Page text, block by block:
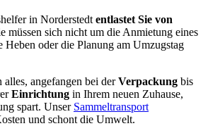
in Norderstedt entlastet Sie von
müssen sich nicht um die Anmietung eines
Heben oder die Planung am Umzugstag
alles, angefangen bei derVerpackung bis
Einrichtung in Ihrem neuen Zuhause,
spart. Unser Sammeltransport
und schont die Umwelt.